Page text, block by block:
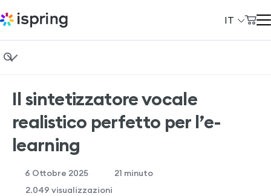
IT
Prodotti
Azienda
Сlienti
Formazione aziendale
Casi studio
Il sintetizzatore vocale
realistico perfetto per l’e-
learning
6 Ottobre 2025 21 minuto
2.049 visualizzazioni